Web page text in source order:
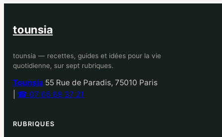
tounsia
tounsia — recettes, guides et idées pour la vie
quotidienne, sur sept rubriques.
Tounsia 55 Rue de Paradis, 75010 Paris
☎ 07 66 68 37 21
RUBRIQUES